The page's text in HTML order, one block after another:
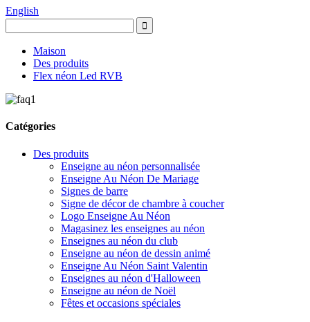
English
Maison
Des produits
Flex néon Led RVB
Catégories
Des produits
Enseigne au néon personnalisée
Enseigne Au Néon De Mariage
Signes de barre
Signe de décor de chambre à coucher
Logo Enseigne Au Néon
Magasinez les enseignes au néon
Enseignes au néon du club
Enseigne au néon de dessin animé
Enseigne Au Néon Saint Valentin
Enseignes au néon d'Halloween
Enseigne au néon de Noël
Fêtes et occasions spéciales